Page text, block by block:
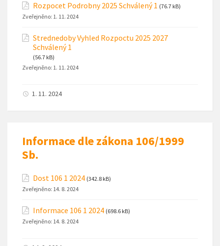
Rozpocet Podrobny 2025 Schválený 1 (76.7 kB)
Zveřejněno: 1. 11. 2024
Strednedoby Vyhled Rozpoctu 2025 2027
Schválený 1
(56.7 kB)
Zveřejněno: 1. 11. 2024
1. 11. 2024
Informace dle zákona 106/1999
Sb.
Dost 106 1 2024 (342.8 kB)
Zveřejněno: 14. 8. 2024
Informace 106 1 2024 (698.6 kB)
Zveřejněno: 14. 8. 2024